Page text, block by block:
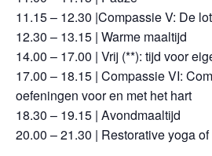
11.15 – 12.30 |Compassie V: De
12.30 – 13.15 | Warme maaltijd
14.00 – 17.00 | Vrij (**): tijd voor
17.00 – 18.15 | Compassie VI:
oefeningen voor en met het hart
18.30 – 19.15 | Avondmaaltijd
20.00 – 21.30 | Restorative yoga